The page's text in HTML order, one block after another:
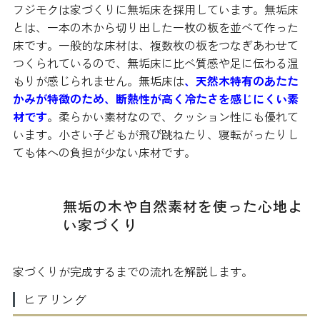
フジモクは家づくりに無垢床を採用しています。無垢床
とは、一本の木から切り出した一枚の板を並べて作った
床です。一般的な床材は、複数枚の板をつなぎあわせて
つくられているので、無垢床に比べ質感や足に伝わる温
もりが感じられません。無垢床は、天然木特有のあたた
かみが特徴のため、断熱性が高く冷たさを感じにくい素
材です。柔らかい素材なので、クッション性にも優れて
います。小さい子どもが飛び跳ねたり、寝転がったりし
ても体への負担が少ない床材です。
無垢の木や自然素材を使った心地よ
い家づくり
家づくりが完成するまでの流れを解説します。
ヒアリング